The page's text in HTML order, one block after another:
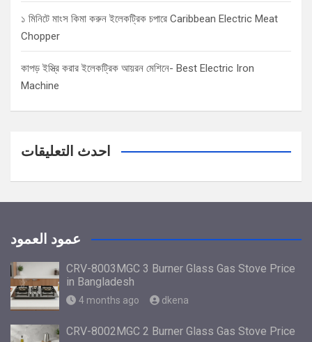
১ মিনিটে মাংস কিমা করুন ইলেকট্রিক চপারে Caribbean Electric Meat
Chopper
কাপড় ইস্ত্রি করার ইলেকট্রিক আয়রন মেশিনে- Best Electric Iron
Machine
احدث التعليقات
عمود العمود
CRV-8003MGC 3 Burner Glass Gas Stove Price
in Bangladesh
4 months ago dkena
CRV-8002MGC 2 Burner Glass Gas Stove Price